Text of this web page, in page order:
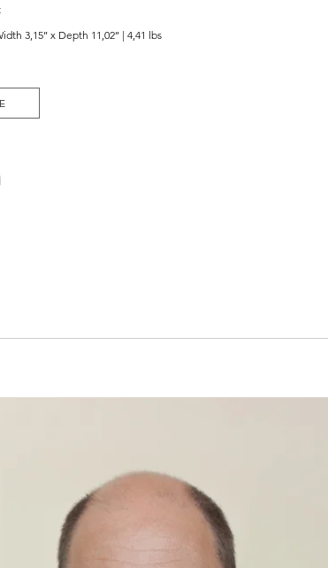
3,15’’ x Depth 11,02’’ | 4,41 lbs